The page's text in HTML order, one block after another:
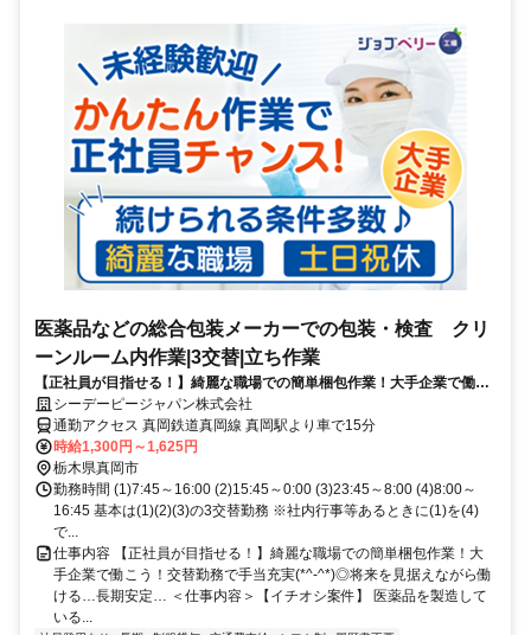
医薬品などの総合包装メーカーでの包装・検査 クリ
ーンルーム内作業|3交替|立ち作業
【正社員が目指せる！】綺麗な職場での簡単梱包作業！大手企業で働こ
う！交替勤務で手当充実(*^-^*)◎将来を見据えながら働ける…長期安
定…
シーデーピージャパン株式会社
通勤アクセス 真岡鉄道真岡線 真岡駅より車で15分
時給1,300円～1,625円
栃木県真岡市
勤務時間 (1)7:45～16:00 (2)15:45～0:00 (3)23:45～8:00 (4)8:00～
16:45 基本は(1)(2)(3)の3交替勤務 ※社内行事等あるときに(1)を(4)
で...
仕事内容 【正社員が目指せる！】綺麗な職場での簡単梱包作業！大
手企業で働こう！交替勤務で手当充実(*^-^*)◎将来を見据えながら働
ける…長期安定… ＜仕事内容＞【イチオシ案件】 医薬品を製造して
いる...